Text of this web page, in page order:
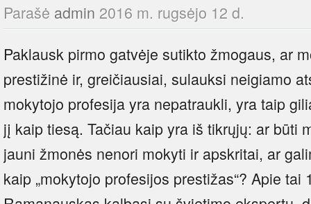
Parašė admin 2016 m. rugsėjo 12 d.
Paklausk pirmo gatvėje sutikto žmogaus, ar
prestižinė ir, greičiausiai, sulauksi neigiamo
mokytojo profesija yra nepatraukli, yra taip
jį kaip tiesą. Tačiau kaip yra iš tikrųjų: ar būti
jauni žmonės nenori mokyti ir apskritai, ar
kaip „mokytojo profesijos prestižas“? Apie